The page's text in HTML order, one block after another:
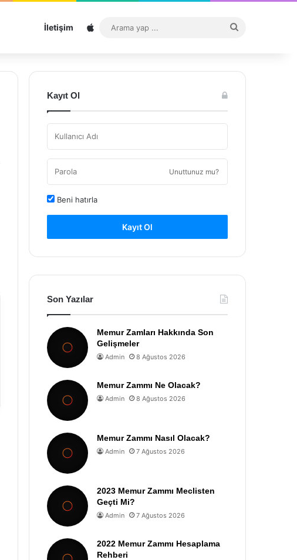
İletişim Sitemap
...
Kayıt Ol
Unuttunuz mu?
Beni hatırla
Kayıt Ol
Son Yazılar
Memur Zamları Hakkında Son
Gelişmeler
Admin 8 Ağustos 2026
Memur Zammı Ne Olacak?
Admin 8 Ağustos 2026
Memur Zammı Nasıl Olacak?
Admin 7 Ağustos 2026
2023 Memur Zammı Meclisten
Geçti Mi?
Admin 7 Ağustos 2026
2022 Memur Zammı Hesaplama
Rehberi